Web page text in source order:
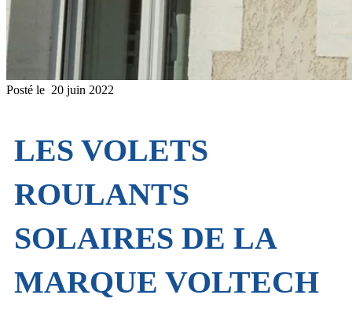
Posté le 20 juin 2022
LES VOLETS
ROULANTS
SOLAIRES DE LA
MARQUE VOLTECH